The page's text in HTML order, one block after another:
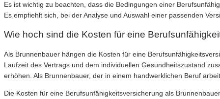
Es ist wichtig zu beachten, dass die Bedingungen einer
Es empfiehlt sich, bei der Analyse und Auswahl einer passenden
Wie hoch sind die Kosten für eine
Als Brunnenbauer hängen die Kosten für eine
Laufzeit des Vertrags und dem individuellen Gesundheitszustand
erhöhen. Als Brunnenbauer, der in einem handwerklichen Beruf
Die Kosten für eine Berufsunfähigkeitsversicherung als